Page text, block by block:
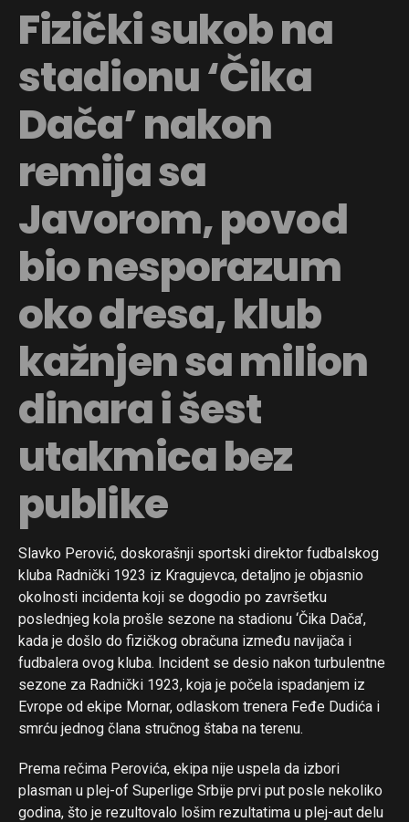
Fizički sukob na
stadionu ‘Čika
Dača’ nakon
remija sa
Javorom, povod
bio nesporazum
oko dresa, klub
kažnjen sa milion
dinara i šest
utakmica bez
publike
Slavko Perović, doskorašnji sportski direktor fudbalskog
kluba Radnički 1923 iz Kragujevca, detaljno je objasnio
okolnosti incidenta koji se dogodio po završetku
poslednjeg kola prošle sezone na stadionu ‘Čika Dača’,
kada je došlo do fizičkog obračuna između navijača i
fudbalera ovog kluba. Incident se desio nakon turbulentne
sezone za Radnički 1923, koja je počela ispadanjem iz
Evrope od ekipe Mornar, odlaskom trenera Feđe Dudića i
smrću jednog člana stručnog štaba na terenu.
Prema rečima Perovića, ekipa nije uspela da izbori
plasman u plej-of Superlige Srbije prvi put posle nekoliko
godina, što je rezultovalo lošim rezultatima u plej-aut delu